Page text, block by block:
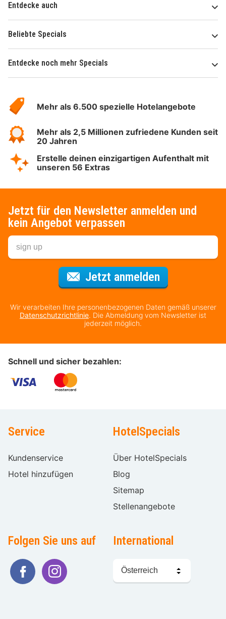
Entdecke auch
Beliebte Specials
Entdecke noch mehr Specials
Hotelspecials
Mehr als 6.500 spezielle Hotelangebote
Mehr als 2,5 Millionen zufriedene Kunden seit
20 Jahren
Erstelle deinen einzigartigen Aufenthalt mit
unseren 56 Extras
Jetzt für den Newsletter anmelden und
kein Angebot verpassen
Jetzt anmeldenFür den
Wir verarbeiten Ihre personenbezogenen Daten gemäß unserer
Datenschutzrichtlinie. Die Abmeldung vom Newsletter ist
jederzeit möglich.
Schnell und sicher bezahlen:
Service
Kundenservice
Hotel hinzufügen
HotelSpecials
Über HotelSpecials
Blog
Sitemap
Stellenangebote
Folgen Sie uns auf International
Sprache
wählen